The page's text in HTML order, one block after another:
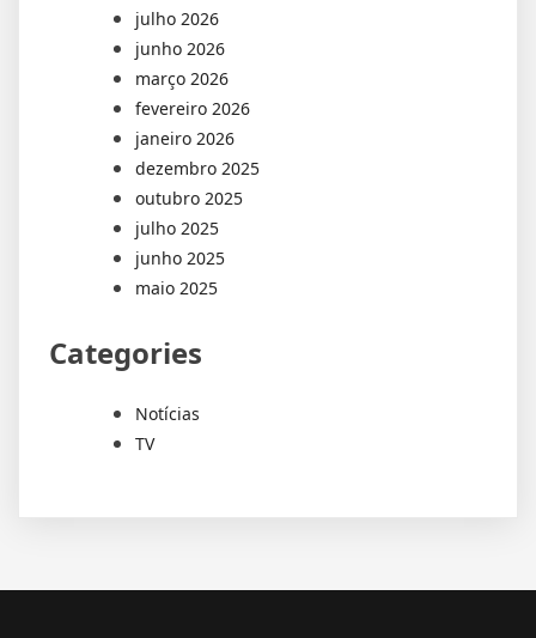
julho 2026
junho 2026
março 2026
fevereiro 2026
janeiro 2026
dezembro 2025
outubro 2025
julho 2025
junho 2025
maio 2025
Categories
Notícias
TV